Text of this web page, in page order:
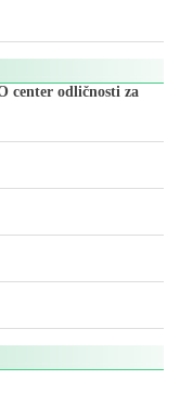
center odličnosti za